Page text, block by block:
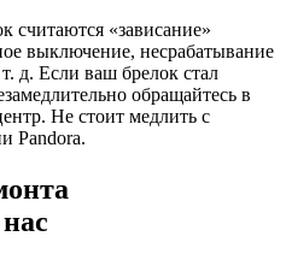
«зависание»
выключение, несрабатывание
д. Если ваш брелок стал
обращайтесь в
Не стоит медлить с
Pandora.